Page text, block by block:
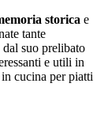
storica e
tante
suo prelibato
e utili in
cucina per piatti